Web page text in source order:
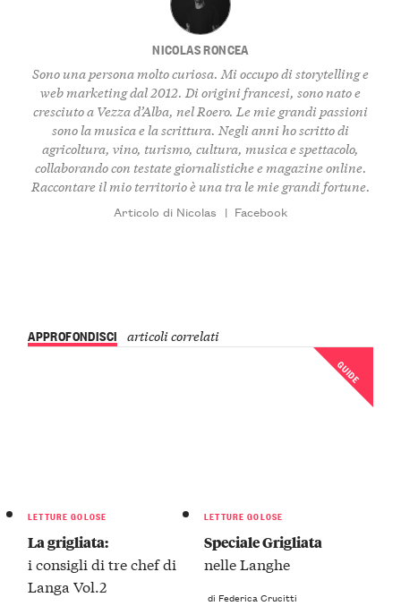
NICOLAS RONCEA
Sono una persona molto curiosa. Mi occupo di storytelling e
web marketing dal 2012. Di origini francesi, sono nato e
cresciuto a Vezza d’Alba, nel Roero. Le mie grandi passioni
sono la musica e la scrittura. Negli anni ho scritto di
agricoltura, vino, turismo, cultura, musica e spettacolo,
collaborando con testate giornalistiche e magazine online.
Raccontare il mio territorio è una tra le mie grandi fortune.
Articolo di Nicolas | Facebook
APPROFONDISCI articoli correlati
LETTURE GOLOSE
La grigliata:
i consigli di tre chef di
Langa Vol.2
GUIDE
LETTURE GOLOSE
Speciale Grigliata
nelle Langhe
di Federica Crucitti